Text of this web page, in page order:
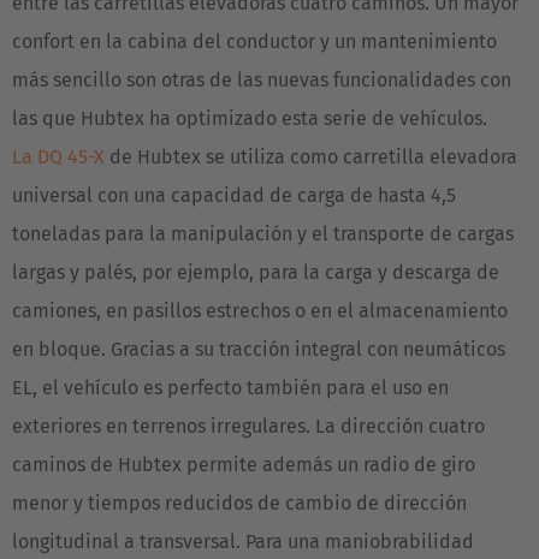
confort en la cabina del conductor y un mantenimiento
más sencillo son otras de las nuevas funcionalidades con
las que Hubtex ha optimizado esta serie de vehículos.
La DQ 45-X de Hubtex se utiliza como carretilla elevadora
universal con una capacidad de carga de hasta 4,5
toneladas para la manipulación y el transporte de cargas
largas y palés, por ejemplo, para la carga y descarga de
camiones, en pasillos estrechos o en el almacenamiento
en bloque. Gracias a su tracción integral con neumáticos
EL, el vehículo es perfecto también para el uso en
exteriores en terrenos irregulares. La dirección cuatro
caminos de Hubtex permite además un radio de giro
menor y tiempos reducidos de cambio de dirección
longitudinal a transversal. Para una maniobrabilidad